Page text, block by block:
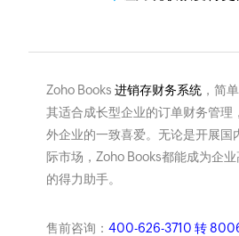
Zoho Books 进销存财务系统，简
其适合成长型企业的订单财务管理
外企业的一致喜爱。无论是开展国
际市场，Zoho Books都能成为企
的得力助手。
售前咨询： 400-626-3710 转